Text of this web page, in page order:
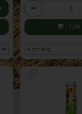
Anzahl
1,99